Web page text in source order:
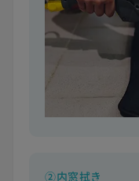
②内窓拭き